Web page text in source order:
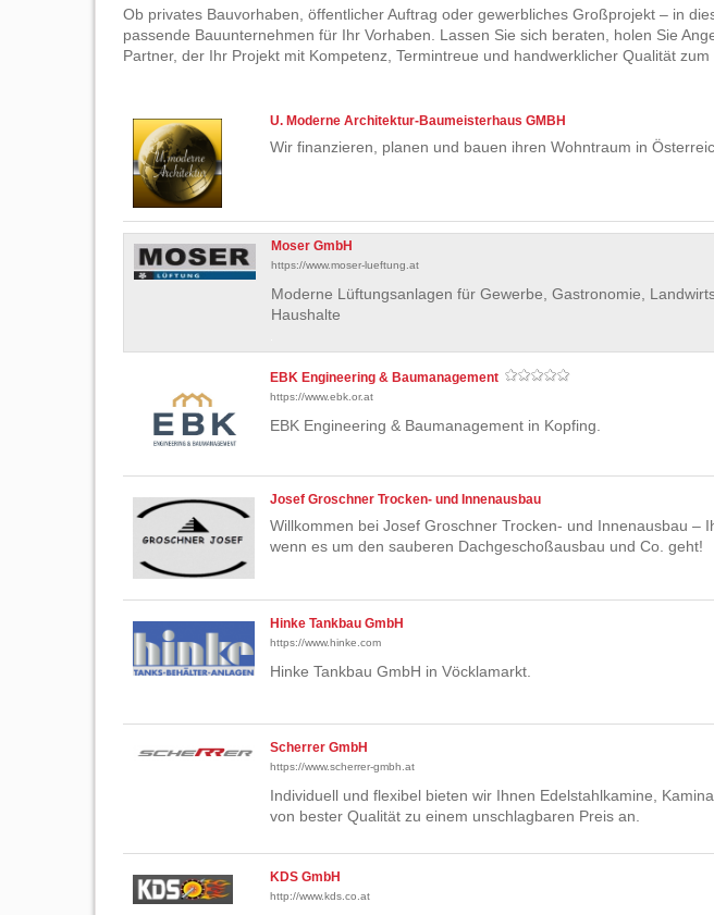
Ob privates Bauvorhaben, öffentlicher Auftrag oder gewerbliches Großprojekt – in
passende Bauunternehmen für Ihr Vorhaben. Lassen Sie sich beraten, holen Sie
Partner, der Ihr Projekt mit Kompetenz, Termintreue und handwerklicher Qualität zum
U. Moderne Architektur-Baumeisterhaus GMBH
Wir finanzieren, planen und bauen ihren Wohntraum in
Moser GmbH
https://www.moser-lueftung.at
Moderne Lüftungsanlagen für Gewerbe, Gastronomie,
Haushalte
EBK Engineering & Baumanagement
https://www.ebk.or.at
EBK Engineering & Baumanagement in Kopfing.
Josef Groschner Trocken- und Innenausbau
Willkommen bei Josef Groschner Trocken- und Innenausbau –
wenn es um den sauberen Dachgeschoßausbau und Co. geht!
Hinke Tankbau GmbH
https://www.hinke.com
Hinke Tankbau GmbH in Vöcklamarkt.
Scherrer GmbH
https://www.scherrer-gmbh.at
Individuell und flexibel bieten wir Ihnen Edelstahlkamine,
von bester Qualität zu einem unschlagbaren Preis an.
KDS GmbH
http://www.kds.co.at